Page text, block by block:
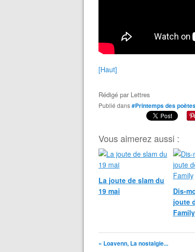
[Haut]
Rédigé par Lettres
Publié dans#Printemps des
Vous aimerez aussi :
La joute de slam du
19 mai
Dis-
joute
Family
« Loavenn, La nostalgie...